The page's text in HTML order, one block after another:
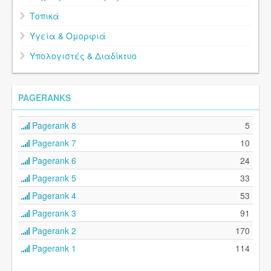
Τοπικά
Υγεία & Ομορφιά
Υπολογιστές & Διαδίκτυο
PAGERANKS
Pagerank 8
5
Pagerank 7
10
Pagerank 6
24
Pagerank 5
33
Pagerank 4
53
Pagerank 3
91
Pagerank 2
170
Pagerank 1
114